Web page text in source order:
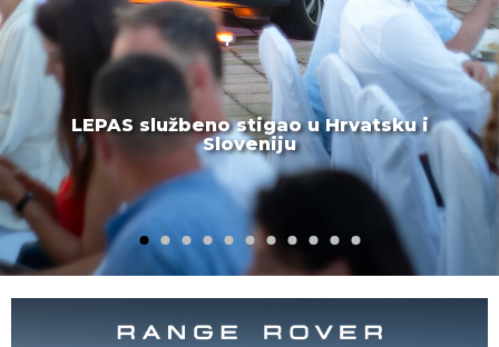
LEPAS službeno stigao u Hrvatsku i
Sloveniju
1 2 3 4 5 6 7 8 9 10 11